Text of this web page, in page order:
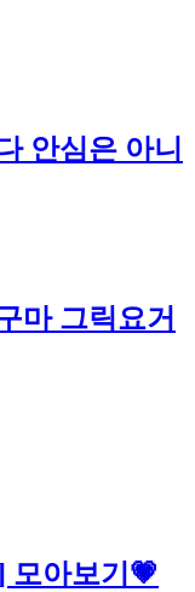
안심은 아니
마 그릭요거
모아보기💗